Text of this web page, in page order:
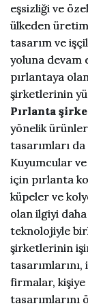
eşsizliği ve
ülkeden
tasarım ve
yoluna devam
pırlantaya
şirketlerinin
Pırlanta
yönelik
tasarımları
Kuyumcular
için pırlanta
küpeler ve
olan ilgiyi
teknolojiyle
şirketlerinin
tasarımlarını,
firmalar, kişiye
tasarımlarını